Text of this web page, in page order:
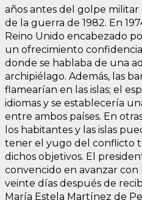
años antes del golpe militar
de la guerra de 1982. En
Reino Unido encabezado
un ofrecimiento
donde se hablaba de una
archipiélago. Además, las
flamearían en las islas; el
idiomas y se establecería
entre ambos países. En
los habitantes y las islas
tener el yugo del conflicto
dichos objetivos. El
convencido en avanzar
veinte días después de
María Estela Martínez de